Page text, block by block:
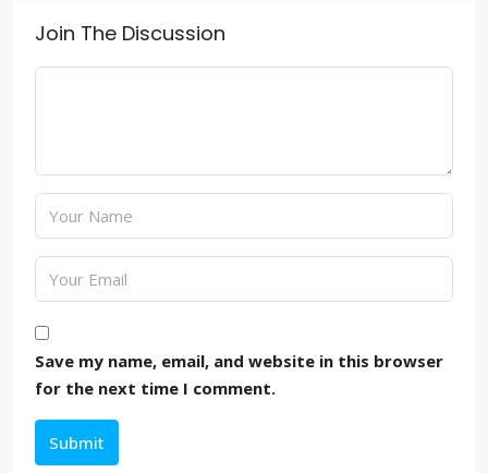
Join The Discussion
Save my name, email, and website in this browser
for the next time I comment.
Submit